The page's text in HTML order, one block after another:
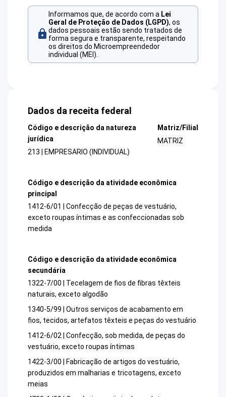
Informamos que, de acordo com a Lei
Geral de Proteção de Dados (LGPD), os
dados pessoais estão sendo tratados de
forma segura e transparente, respeitando
os direitos do Microempreendedor
individual (MEI).
Dados da receita federal
Código e descrição da natureza
jurídica
213 | EMPRESARIO (INDIVIDUAL)
Matriz/Filial
MATRIZ
Código e descrição da atividade econômica
principal
1412-6/01 | Confecção de peças de vestuário,
exceto roupas íntimas e as confeccionadas sob
medida
Código e descrição da atividade econômica
secundária
1322-7/00 | Tecelagem de fios de fibras têxteis
naturais, exceto algodão
1340-5/99 | Outros serviços de acabamento em
fios, tecidos, artefatos têxteis e peças do vestuário
1412-6/02 | Confecção, sob medida, de peças do
vestuário, exceto roupas íntimas
1422-3/00 | Fabricação de artigos do vestuário,
produzidos em malharias e tricotagens, exceto
meias